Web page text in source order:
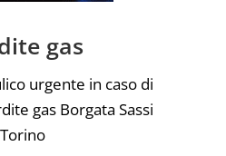
gas
urgente in caso di
gas Borgata Sassi
Torino